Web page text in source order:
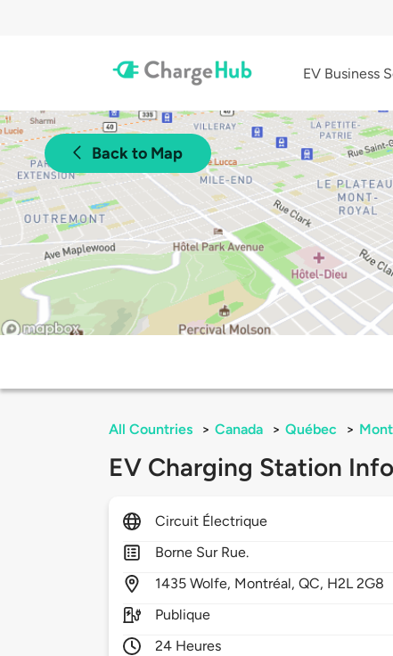
EV Business
Back to Map
All Countries > Canada > Québec >
EV Charging Station
Circuit Électrique
Borne Sur Rue.
1435Wolfe, Montréal,QC, H2L 2G8
Publique
24 Heures